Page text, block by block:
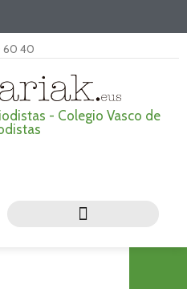
60 40
- Colegio Vasco de